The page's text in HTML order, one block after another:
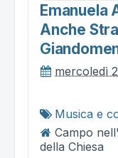
Emanuela
Anche
mercoledì
Musica e
Campo
della Chiesa